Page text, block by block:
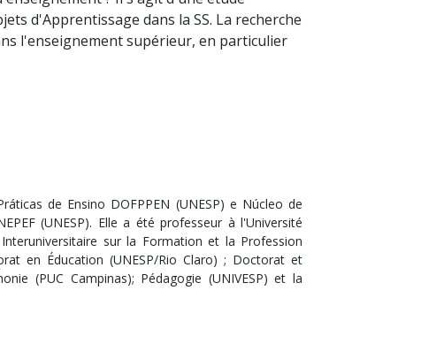
d'Apprentissage dans la SS. La recherche
l'enseignement supérieur, en particulier
de Ensino DOFPPEN (UNESP) e Núcleo de
(UNESP). Elle a été professeur à l'Université
sur la Formation et la Profession
en Éducation (UNESP/Rio Claro) ; Doctorat et
(PUC Campinas); Pédagogie (UNIVESP) et la